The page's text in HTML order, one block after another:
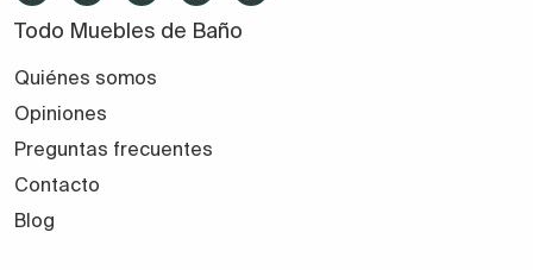
Todo Muebles de Baño
Quiénes somos
Opiniones
Preguntas frecuentes
Contacto
Blog